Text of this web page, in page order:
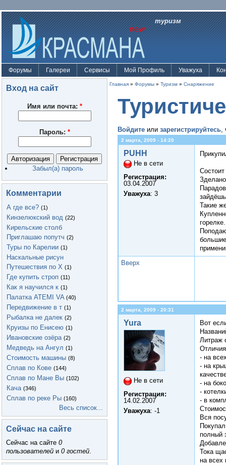
туризм
Форумы Галереи Сервисы Мой Профиль Уважуха
Вход на сайт
Имя или почта: *
Пароль: *
Забыл(а) пароль
Комментарии
А где все? (1)
Кинзелюкский вод (22)
Кирельские столб
Приглашаю попутч (2)
Туры по Карелии (1)
Наскальные рисун
Путешествия по Х (1)
Где купить строп (11)
Как я научился к (1)
Палатка ATEMI VA (40)
Передвижение в т (1)
Рыбалка не далек (2)
Круизы по Енисею (1)
Ивановские озёра (2)
Медведь на Ангул (1)
Стоимость машины (8)
Сплав по Кове (144)
Сплав по Мане Вы (102)
Кача (346)
Сплав по реке Ры (160)
Весь список...
Сейчас на сайте
Сейчас на сайте 0
пользователей и 0 гостей.
Главная » Форумы » Туризм » Снаряжение
Войдите или зарегистрируйтесь,
2 марта, 2009 - 14:20
PUHH
Не в сети
Регистрация:
03.04.2007
Уважуха: 3
Такие
горелке.
Вверх
2 марта, 2009 - 20:31
Yura
Не в сети
Регистрация:
14.02.2007
Уважуха: -1
Вот
Литраж
- на
- на
- на
-
- в
Вся
полный
Тока
на всех